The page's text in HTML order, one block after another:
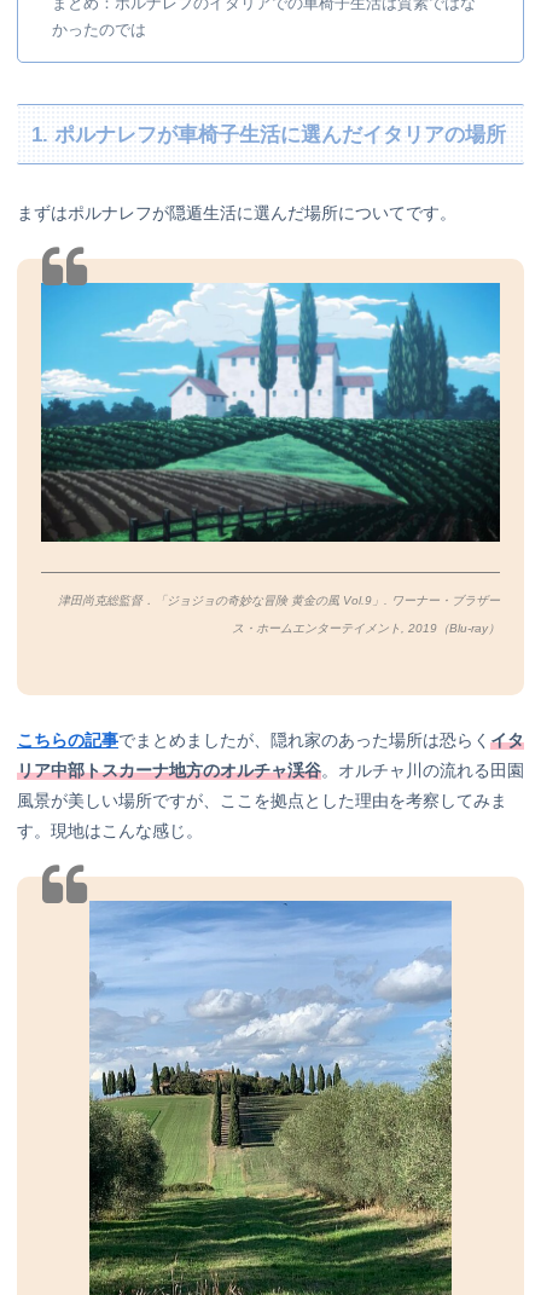
まとめ：ポルナレフのイタリアでの車椅子生活は質素ではな
かったのでは
1. ポルナレフが車椅子生活に選んだイタリアの場所
まずはポルナレフが隠遁生活に選んだ場所についてです。
津田尚克総監督．「ジョジョの奇妙な冒険 黄金の風 Vol.9」. ワーナー・ブラザー
ス・ホームエンターテイメント, 2019（Blu-ray）
こちらの記事でまとめましたが、隠れ家のあった場所は恐らく イタ
リア中部トスカーナ地方のオルチャ渓谷。オルチャ川の流れる田園
風景が美しい場所ですが、ここを拠点とした理由を考察してみま
す。現地はこんな感じ。